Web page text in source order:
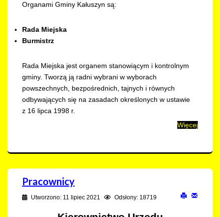
Organami Gminy Kałuszyn są:
Rada Miejska
Burmistrz
Rada Miejska jest organem stanowiącym i kontrolnym
gminy. Tworzą ją radni wybrani w wyborach
powszechnych, bezpośrednich, tajnych i równych
odbywających się na zasadach określonych w ustawie
z 16 lipca 1998 r.
Więcej
Pracownicy
Utworzono: 11 lipiec 2021 Odsłony: 18719